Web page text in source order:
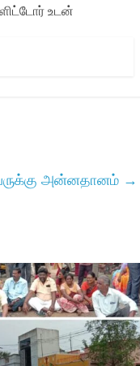
உடன்
அன்னதானம் →